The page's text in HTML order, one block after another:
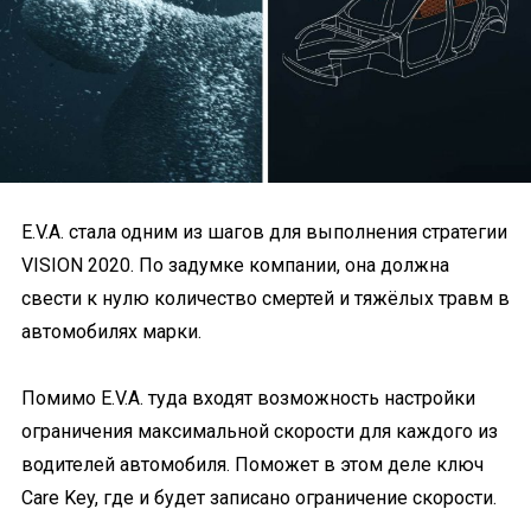
E.V.A. стала одним из шагов для выполнения стратегии
VISION 2020. По задумке компании, она должна
свести к нулю количество смертей и тяжёлых травм в
автомобилях марки.
Помимо E.V.A. туда входят возможность настройки
ограничения максимальной скорости для каждого из
водителей автомобиля. Поможет в этом деле ключ
Care Key, где и будет записано ограничение скорости.